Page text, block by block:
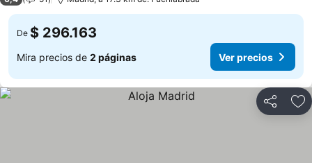
De $ 296.163
Mira precios de 2 páginas Ver precios
Compartir